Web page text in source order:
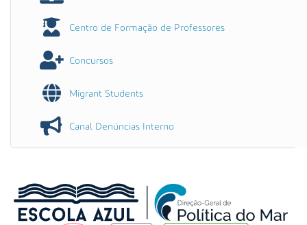
Centro de Formação de Professores
Concursos
Migrant Students
Canal Denúncias Interno